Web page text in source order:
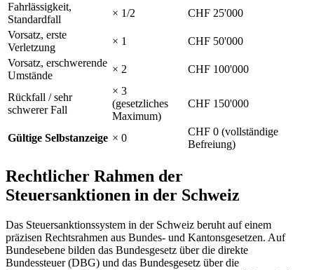
Fahrlässigkeit,
Standardfall
× 1/2
CHF 25'000
Vorsatz, erste
Verletzung
× 1
CHF 50'000
Vorsatz, erschwerende
Umstände
× 2 CHF 100'000
Rückfall / sehr
schwerer Fall
× 3
(gesetzliches
Maximum)
CHF 150'000
Gültige Selbstanzeige × 0
CHF 0 (vollständige
Befreiung)
Rechtlicher Rahmen der
Steuersanktionen in der Schweiz
Das Steuersanktionssystem in der Schweiz beruht auf einem
präzisen Rechtsrahmen aus Bundes- und Kantonsgesetzen. Auf
Bundesebene bilden das Bundesgesetz über die direkte
Bundessteuer (DBG) und das Bundesgesetz über die